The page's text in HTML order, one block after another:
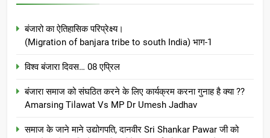
बंजारो का ऐतिहासिक परिप्रेक्ष्य।
(Migration of banjara tribe to south India) भाग-1
विश्व बंजारा दिवस… 08 एप्रिल
बंजारा समाज को संघठित करने के लिए कार्यक्रम करना गुनाह है क्या ??
Amarsing Tilawat Vs MP Dr Umesh Jadhav
समाज के जाने माने उद्योगपति, दानवीर Sri Shankar Pawar जी को